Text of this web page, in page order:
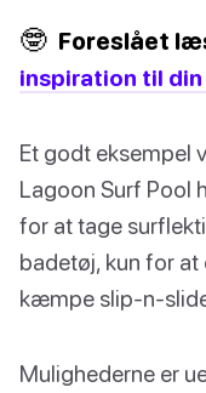
🤓 Foreslået
inspiration til
Et godt eksempel
Lagoon Surf Pool
for at tage
badetøj, kun for
kæmpe slip-n-
Mulighederne er